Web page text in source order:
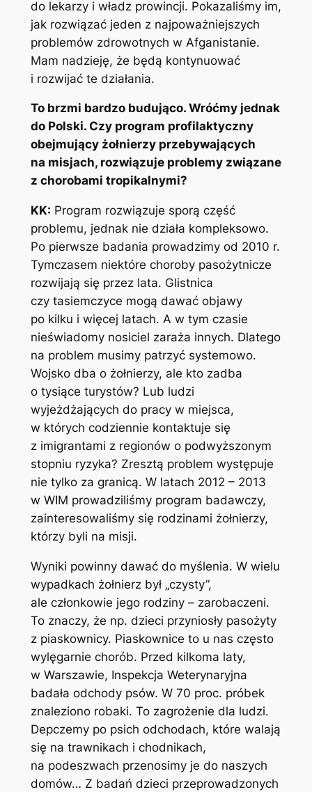
do lekarzy i władz prowincji. Pokazaliśmy im,
jak rozwiązać jeden z najpoważniejszych
problemów zdrowotnych w Afganistanie.
Mam nadzieję, że będą kontynuować
i rozwijać te działania.
To brzmi bardzo budująco. Wróćmy jednak
do Polski. Czy program profilaktyczny
obejmujący żołnierzy przebywających
na misjach, rozwiązuje problemy związane
z chorobami tropikalnymi?
KK: Program rozwiązuje sporą część
problemu, jednak nie działa kompleksowo.
Po pierwsze badania prowadzimy od 2010 r.
Tymczasem niektóre choroby pasożytnicze
rozwijają się przez lata. Glistnica
czy tasiemczyce mogą dawać objawy
po kilku i więcej latach. A w tym czasie
nieświadomy nosiciel zaraża innych. Dlatego
na problem musimy patrzyć systemowo.
Wojsko dba o żołnierzy, ale kto zadba
o tysiące turystów? Lub ludzi
wyjeżdżających do pracy w miejsca,
w których codziennie kontaktuje się
z imigrantami z regionów o podwyższonym
stopniu ryzyka? Zresztą problem występuje
nie tylko za granicą. W latach 2012 – 2013
w WIM prowadziliśmy program badawczy,
zainteresowaliśmy się rodzinami żołnierzy,
którzy byli na misji.
Wyniki powinny dawać do myślenia. W wielu
wypadkach żołnierz był „czysty”,
ale członkowie jego rodziny – zarobaczeni.
To znaczy, że np. dzieci przyniosły pasożyty
z piaskownicy. Piaskownice to u nas często
wylęgarnie chorób. Przed kilkoma laty,
w Warszawie, Inspekcja Weterynaryjna
badała odchody psów. W 70 proc. próbek
znaleziono robaki. To zagrożenie dla ludzi.
Depczemy po psich odchodach, które walają
się na trawnikach i chodnikach,
na podeszwach przenosimy je do naszych
domów… Z badań dzieci przeprowadzonych